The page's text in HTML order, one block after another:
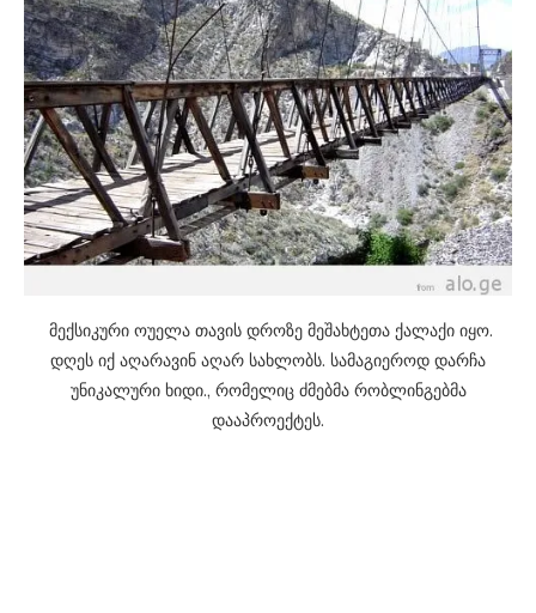
მექსიკური ოუელა თავის დროზე მეშახტეთა ქალაქი იყო.
დღეს იქ აღარავინ აღარ სახლობს. სამაგიეროდ დარჩა
უნიკალური ხიდი., რომელიც ძმებმა რობლინგებმა
დააპროექტეს.